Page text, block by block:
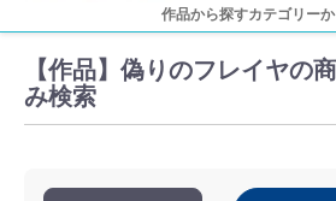
作品から探すカテゴリー
【作品】偽りのフレイヤの
み検索